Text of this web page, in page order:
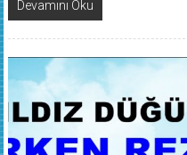
Devamını Oku